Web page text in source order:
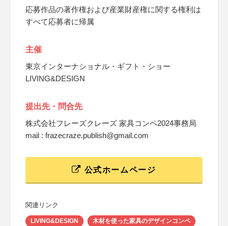
応募作品の著作権および産業財産権に関する権利は
すべて応募者に帰属
主催
東京インターナショナル・ギフト・ショー
LIVING&DESIGN
提出先・問合先
株式会社フレーズクレーズ 家具コンペ2024事務局
mail : frazecraze.publish@gmail.com
公式ホームページ
関連リンク
LIVING&DESIGN 木材を使った家具のデザインコンペ